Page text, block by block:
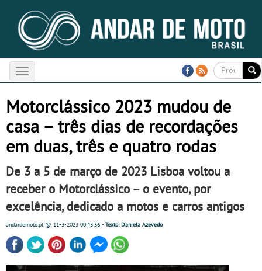
Toggle
navigation
Motorclássico 2023 mudou de
casa – três dias de recordações
em duas, três e quatro rodas
De 3 a 5 de março de 2023 Lisboa voltou a
receber o Motorclássico – o evento, por
excelência, dedicado a motos e carros antigos
andardemoto.pt@ 11-3-2023 00:43:36 - Texto: Daniela Azevedo